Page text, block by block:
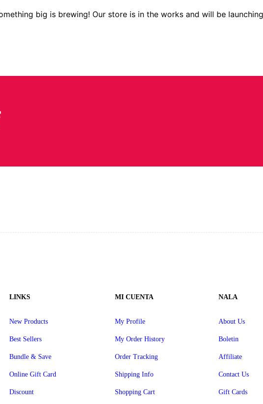
big is brewing! Our store is in the works and will be
LINKS
New Products
Best Sellers
Bundle & Save
Online Gift Card
Discount
MI CUENTA
My Profile
My Order History
Order Tracking
Shipping Info
Shopping Cart
NALA
About Us
Boletin
Affiliate
Contact Us
Gift Cards